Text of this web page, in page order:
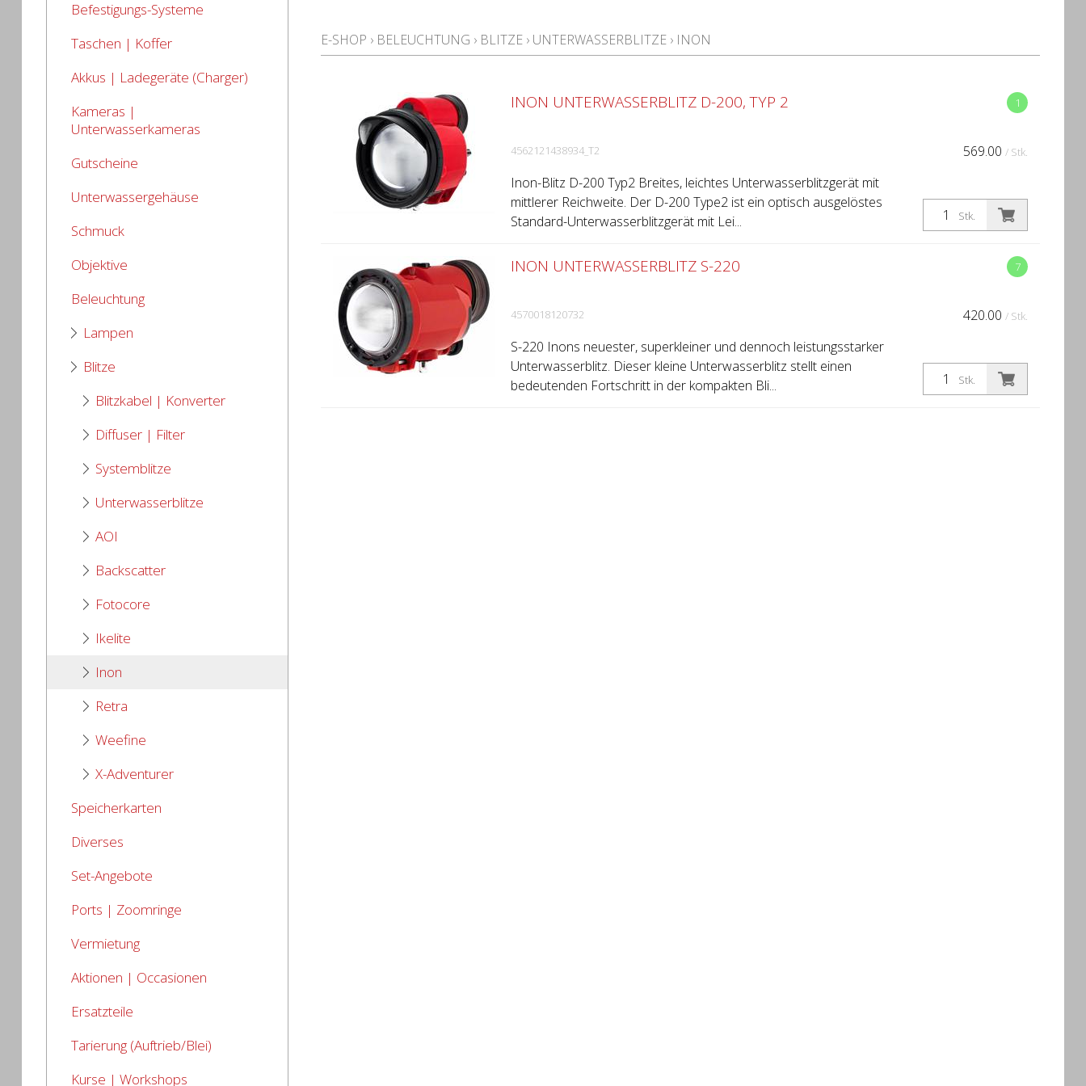
Befestigungs-Systeme
Taschen | Koffer
Akkus | Ladegeräte (Charger)
Kameras |
Unterwasserkameras
Gutscheine
Unterwassergehäuse
Schmuck
Objektive
Beleuchtung
Lampen
Blitze
Blitzkabel | Konverter
Diffuser | Filter
Systemblitze
Unterwasserblitze
AOI
Backscatter
Fotocore
Ikelite
Inon
Retra
Weefine
X-Adventurer
Speicherkarten
Diverses
Set-Angebote
Ports | Zoomringe
Vermietung
Aktionen | Occasionen
Ersatzteile
Tarierung (Auftrieb/Blei)
Kurse | Workshops
E-SHOP › BELEUCHTUNG › BLITZE › UNTERWASSERBLITZE › INON
1
569.00 / Stk.
Stk.
INON UNTERWASSERBLITZ D-200, TYP 2
4562121438934_T2
Inon-Blitz D-200 Typ2 Breites, leichtes Unterwasserblitzgerät mit
mittlerer Reichweite. Der D-200 Type2 ist ein optisch ausgelöstes
Standard-Unterwasserblitzgerät mit Lei...
7
420.00 / Stk.
Stk.
INON UNTERWASSERBLITZ S-220
4570018120732
S-220 Inons neuester, superkleiner und dennoch leistungsstarker
Unterwasserblitz. Dieser kleine Unterwasserblitz stellt einen
bedeutenden Fortschritt in der kompakten Bli...